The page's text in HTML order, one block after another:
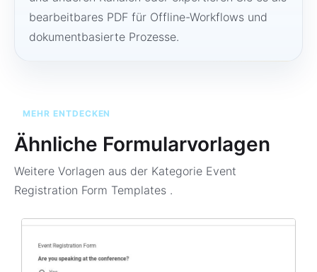
bearbeitbares PDF für Offline-Workflows und
dokumentbasierte Prozesse.
MEHR ENTDECKEN
Ähnliche Formularvorlagen
Weitere Vorlagen aus der Kategorie Event
Registration Form Templates .